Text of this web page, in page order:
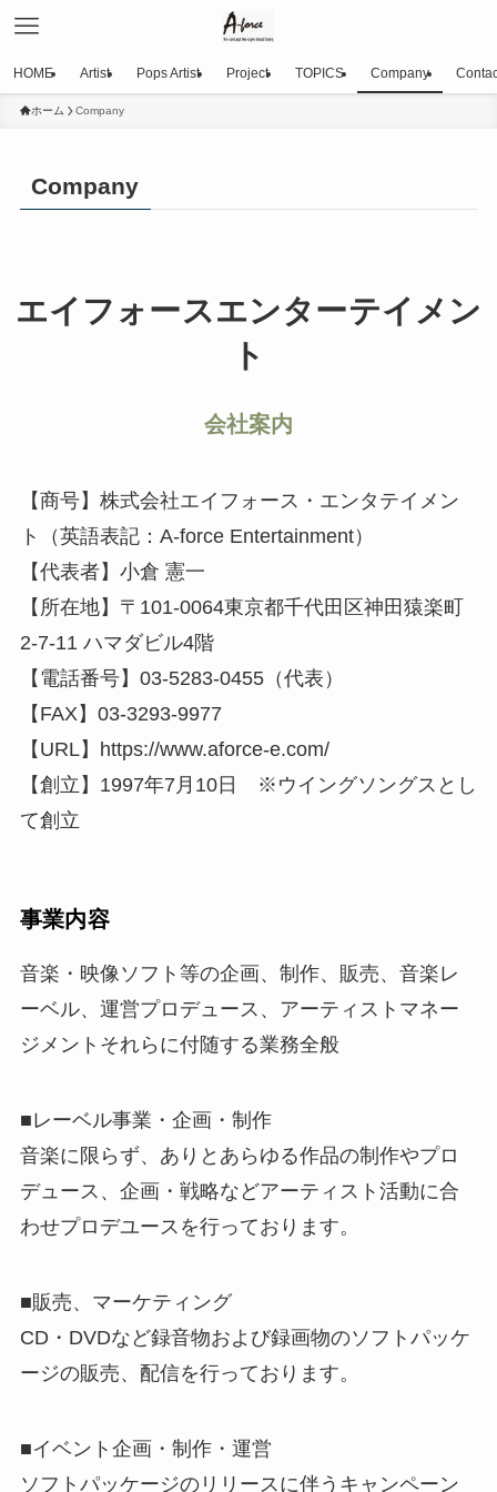
HOME Artist Pops Artist Project TOPICS Company
ホーム Company
Company
エイフォースエンターテイメン
ト
会社案内
【商号】株式会社エイフォース・エンタテイメン
ト（英語表記：A-force Entertainment）
【代表者】小倉 憲一
【所在地】〒101-0064東京都千代田区神田猿楽町
2-7-11 ハマダビル4階
【電話番号】03-5283-0455（代表）
【FAX】03-3293-9977
【URL】https://www.aforce-e.com/
【創立】1997年7月10日 ※ウイングソングスとし
て創立
事業内容
音楽・映像ソフト等の企画、制作、販売、音楽レ
ーベル、運営プロデュース、アーティストマネー
ジメントそれらに付随する業務全般
■レーベル事業・企画・制作
音楽に限らず、ありとあらゆる作品の制作やプロ
デュース、企画・戦略などアーティスト活動に合
わせプロデユースを行っております。
■販売、マーケティング
CD・DVDなど録音物および録画物のソフトパッケ
ージの販売、配信を行っております。
■イベント企画・制作・運営
ソフトパッケージのリリースに伴うキャンペーン